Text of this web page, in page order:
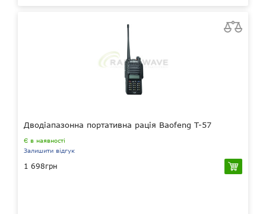
Дводіапазонна портативна рація Baofeng T-57
Є в наявності
Залишити відгук
1 698грн